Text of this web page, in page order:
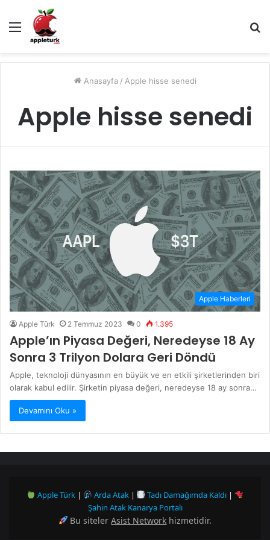
Menü
...
Anasayfa / Apple hisse senedi
Apple hisse senedi
Apple Haberleri
Apple Türk 2 Temmuz 2023 0 1.395
Apple’ın Piyasa Değeri, Neredeyse 18 Ay
Sonra 3 Trilyon Dolara Geri Döndü
Apple, teknoloji dünyasının en büyük ve en etkili şirketlerinden biri
olarak kabul edilir. Şirketin piyasa değeri, neredeyse 18 ay sonra…
Devamını Oku »
Apple Türk| Arda Atak| Tadı Damağımda Kaldı |
Şahin Atak Kanarya Portalı
Bu sitelerAsist Network hizmetidir.